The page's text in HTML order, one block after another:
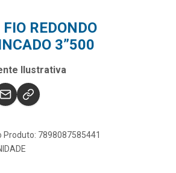
REDONDO
3”500
Ilustrativa
Produto: 7898087585441